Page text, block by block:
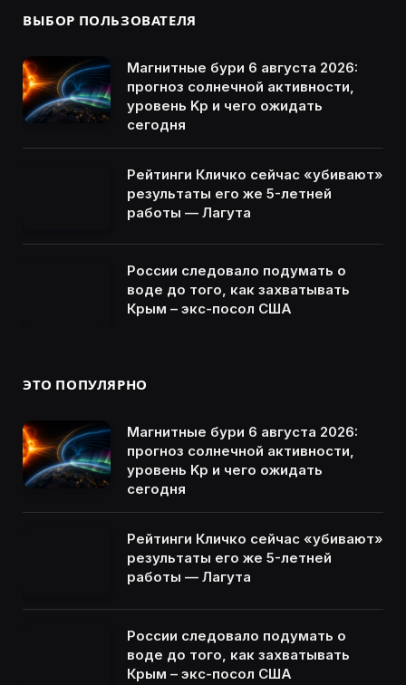
ВЫБОР ПОЛЬЗОВАТЕЛЯ
Магнитные бури 6 августа 2026:
прогноз солнечной активности,
уровень Kp и чего ожидать
сегодня
Рейтинги Кличко сейчас «убивают»
результаты его же 5-летней
работы — Лагута
России следовало подумать о
воде до того, как захватывать
Крым – экс-посол США
ЭТО ПОПУЛЯРНО
Магнитные бури 6 августа 2026:
прогноз солнечной активности,
уровень Kp и чего ожидать
сегодня
Рейтинги Кличко сейчас «убивают»
результаты его же 5-летней
работы — Лагута
России следовало подумать о
воде до того, как захватывать
Крым – экс-посол США